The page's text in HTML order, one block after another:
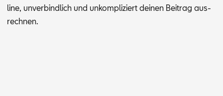
line, un­ver­bind­lich und un­kom­pli­ziert dei­nen Bei­trag aus­
rech­nen.